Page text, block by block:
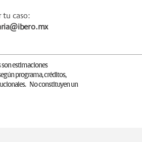
tu caso:
son estimaciones
programa, créditos,
No constituyen un